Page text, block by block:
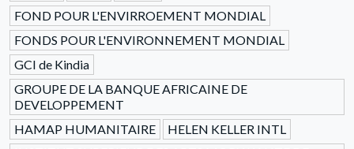
FOND POUR L'ENVIRROEMENT MONDIAL
FONDS POUR L'ENVIRONNEMENT MONDIAL
GCI de Kindia
GROUPE DE LA BANQUE AFRICAINE DE
DEVELOPPEMENT
HAMAP HUMANITAIRE
HELEN KELLER INTL